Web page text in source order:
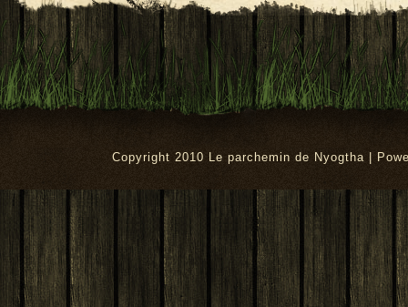
Copyright 2010 Le parchemin de Nyogtha |